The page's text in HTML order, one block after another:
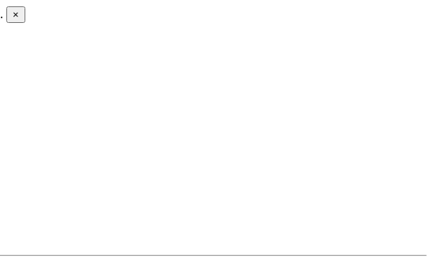
. ×